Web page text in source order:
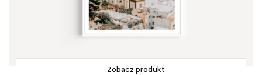
Zobacz produkt